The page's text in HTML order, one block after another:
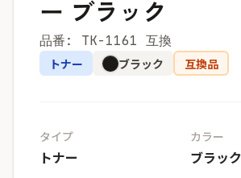
ー ブラック
品番: TK-1161 互換
トナー ブラック 互換品
タイプ
トナー
カラー
ブラック